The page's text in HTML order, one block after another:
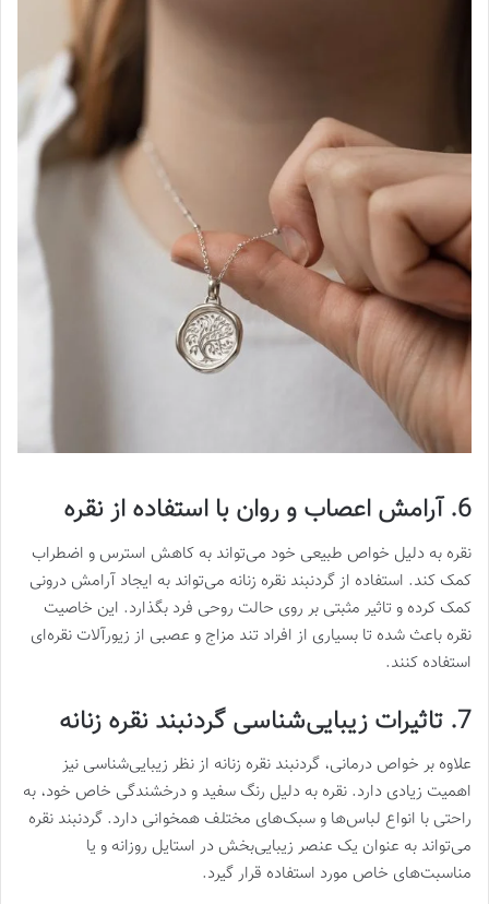
6. آرامش اعصاب و روان با استفاده از نقره
نقره به دلیل خواص طبیعی خود می‌تواند به کاهش استرس و اضطراب
کمک کند. استفاده از گردنبند نقره زنانه می‌تواند به ایجاد آرامش درونی
کمک کرده و تاثیر مثبتی بر روی حالت روحی فرد بگذارد. این خاصیت
نقره باعث شده تا بسیاری از افراد تند مزاج و عصبی از زیورآلات نقره‌ای
استفاده کنند.
7. تاثیرات زیبایی‌شناسی گردنبند نقره زنانه
علاوه بر خواص درمانی، گردنبند نقره زنانه از نظر زیبایی‌شناسی نیز
اهمیت زیادی دارد. نقره به دلیل رنگ سفید و درخشندگی خاص خود، به
راحتی با انواع لباس‌ها و سبک‌های مختلف همخوانی دارد. گردنبند نقره
می‌تواند به عنوان یک عنصر زیبایی‌بخش در استایل روزانه و یا
مناسبت‌های خاص مورد استفاده قرار گیرد.